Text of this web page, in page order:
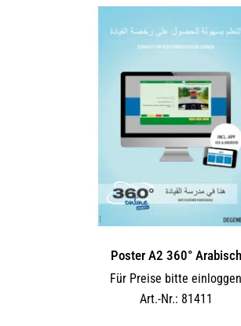
Poster A2 360° Arabisch
Für Preise bitte einloggen
Art.-Nr.: 81411